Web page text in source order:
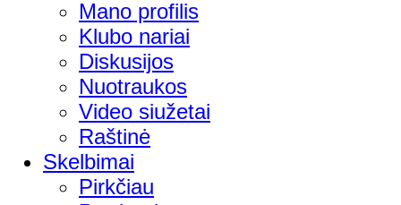
Mano profilis
Klubo nariai
Diskusijos
Nuotraukos
Video siužetai
Raštinė
Skelbimai
Pirkčiau